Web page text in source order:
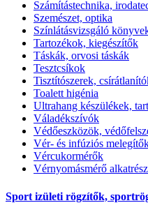
Számítástechnika,
Szemészet, optika
Színlátásvizsgáló
Tartozékok, kiegészítők
Táskák, orvosi táskák
Tesztcsíkok
Tisztítószerek,
Toalett higénia
Ultrahang készülékek,
Váladékszívók
Védőeszközök,
Vér- és infúziós
Vércukormérők
Vérnyomásmérő
Sport izületi rögzítők,